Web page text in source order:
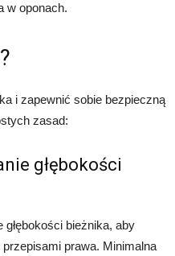
w oponach.
i zapewnić sobie bezpieczną
zasad:
głębokości
bieżnika, aby
prawa. Minimalna